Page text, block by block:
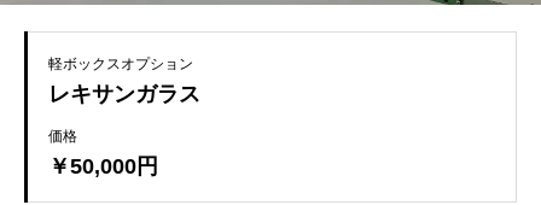
軽ボックスオプション
レキサンガラス
価格
￥50,000円